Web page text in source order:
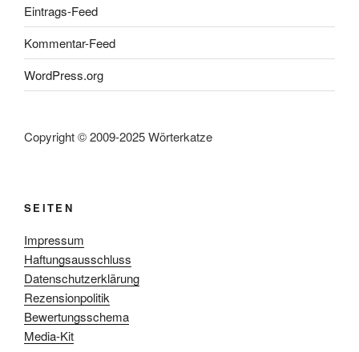
Eintrags-Feed
Kommentar-Feed
WordPress.org
Copyright © 2009-2025 Wörterkatze
SEITEN
Impressum
Haftungsausschluss
Datenschutzerklärung
Rezensionpolitik
Bewertungsschema
Media-Kit